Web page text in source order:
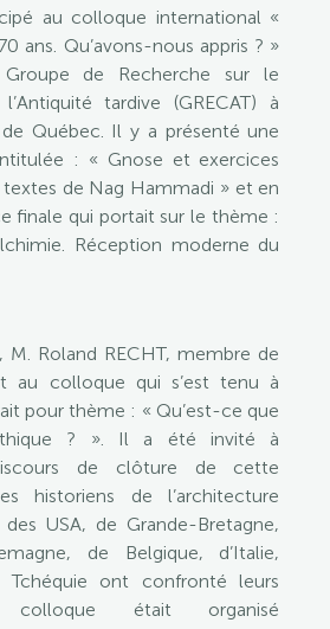
au colloque international «
ans. Qu’avons-nous appris ? »
de Recherche sur le
tardive (GRECAT) à
de Québec. Il y a présenté une
: « Gnose et exercices
textes de Nag Hammadi » et en
finale qui portait sur le thème :
Réception moderne du
Roland RECHT, membre de
au colloque qui s’est tenu à
pour thème : « Qu’est-ce que
? ». Il a été invité à
de clôture de cette
historiens de l’architecture
USA, de Grande-Bretagne,
de Belgique, d’Italie,
Tchéquie ont confronté leurs
colloque était organisé